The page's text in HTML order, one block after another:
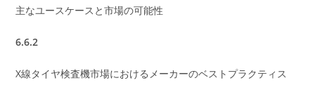
主なユースケースと市場の可能性
6.6.2
X線タイヤ検査機市場におけるメーカーのベストプラクティス